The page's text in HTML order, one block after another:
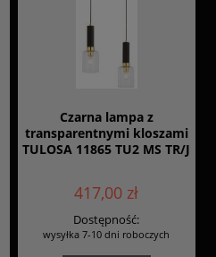
Czarna lampa z
transparentnymi kloszami
TULOSA 11865 TU2 MS TR/J
417,00 zł
Dostępność:
wysyłka 7-10 dni roboczych